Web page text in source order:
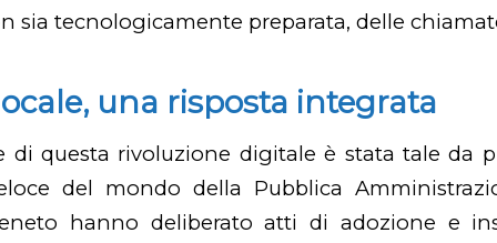
sia tecnologicamente preparata, delle
una risposta integrata
di questa rivoluzione digitale è stata tale da
del mondo della Pubblica
hanno deliberato atti di adozione e